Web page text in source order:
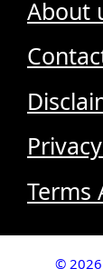
About
Terms
©